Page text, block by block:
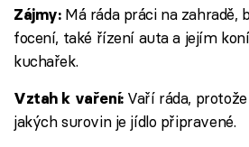
Zájmy: Má ráda práci na zahradě,
focení, také řízení auta a jejím
kuchařek.
Vztah k vaření: Vaří ráda,
jakých surovin je jídlo připravené.